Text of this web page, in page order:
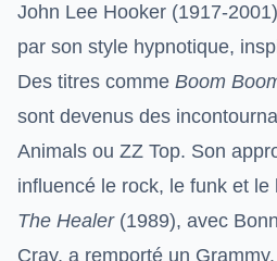
John Lee Hooker (1917-
par son style hypnotique,
Des titres comme Boom
sont devenus des
Animals ou ZZ Top. Son
influencé le rock, le funk et le
The Healer(1989), avec
Cray, a remporté un